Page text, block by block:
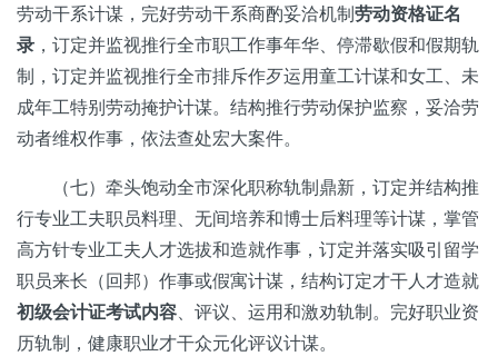
劳动干系计谋，完好劳动干系商酌妥洽机制劳动资格证名
录 ，订定并监视推行全市职工作事年华、停滞歇假和假期轨
制，订定并监视推行全市排斥作歹运用童工计谋和女工、未
成年工特别劳动掩护计谋。结构推行劳动保护监察，妥洽劳
动者维权作事，依法查处宏大案件。
（七）牵头饱动全市深化职称轨制鼎新，订定并结构推
行专业工夫职员料理、无间培养和博士后料理等计谋，掌管
高方针专业工夫人才选拔和造就作事，订定并落实吸引留学
职员来长（回邦）作事或假寓计谋，结构订定才干人才造就
初级会计证考试内容、评议、运用和激劝轨制。完好职业资
历轨制，健康职业才干众元化评议计谋。